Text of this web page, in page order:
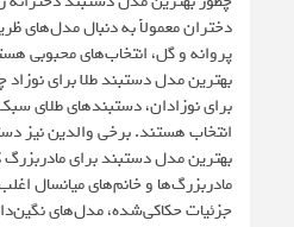
دختران معمولاً به دنبال مدل‌های
پروانه و گل، انتخاب‌های محبوبی
بهترین مدل دستبند طلا برای
برای نوزادان، دستبندهای طلای
انتخاب هستند. برخی والدین نیز
بهترین مدل دستبند برای
مادربزرگ‌ها و خانم‌های میانسال
جزئیات حکاکی‌شده، مدل‌های